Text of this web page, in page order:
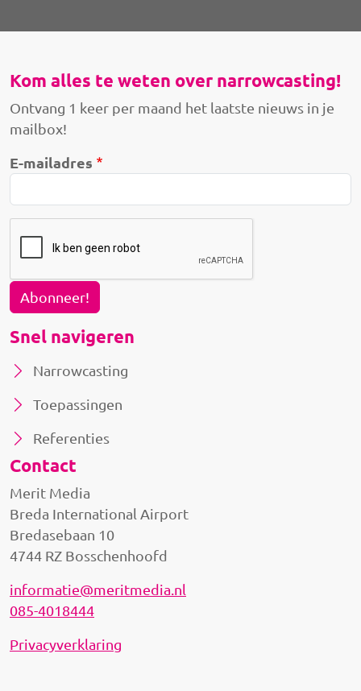
Kom alles te weten over narrowcasting!
Ontvang 1 keer per maand het laatste nieuws in je
mailbox!
E-mailadres
Abonneer!
Snel navigeren
Narrowcasting
Toepassingen
Referenties
Contact
Merit Media
Breda International Airport
Bredasebaan 10
4744 RZ Bosschenhoofd
informatie@meritmedia.nl
085-4018444
Privacyverklaring